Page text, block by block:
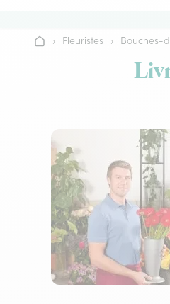
Accueil
› Fleuristes › Bouches-